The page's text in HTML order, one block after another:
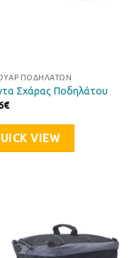
ΠΟΔΗΛΆΤΩΝ
Σχάρας Ποδηλάτου
€
VIEW
στη Λίστα
Επιθυμιών